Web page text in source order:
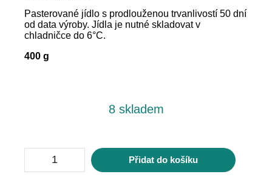
Pasterované jídlo s prodlouženou trvanlivostí 50 dní
od data výroby. Jídla je nutné skladovat v
chladničce do 6°C.
400 g
8 skladem
množství
Přidat do košíku